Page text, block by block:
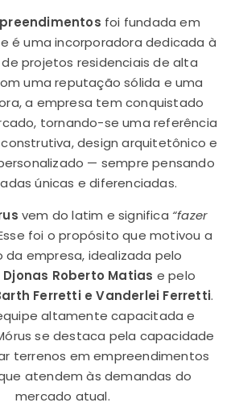
foi fundada em
e é uma incorporadora dedicada à
projetos residenciais de alta
uma reputação sólida e uma
a empresa tem conquistado
tornando-se uma referência
design arquitetônico e
— sempre pensando
únicas e diferenciadas.
vem do latim e significa “fazer
foi o propósito que motivou a
da empresa, idealizada pelo
Djonas Roberto Matias e pelo
Ferretti e Vanderlei Ferretti.
altamente capacitada e
se destaca pela capacidade
terrenos em empreendimentos
atendem às demandas do
mercado atual.